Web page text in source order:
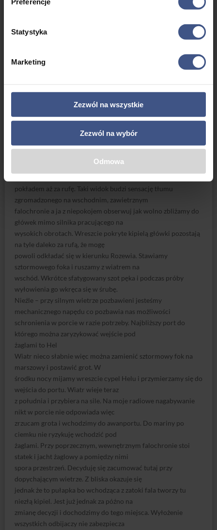
Statystyka
Marketing
Zezwól na wszystkie
Zezwól na wybór
Odmowa
bosmanem przez radio przekonują, że nic takiego nie ma na
Po południu pierwsze oznaki spowolnienia wiatru się
pojawiają i po 17 decyduję się na
wyjście w morze. Przemykamy przy nawietrznym falochronie
osłony i docieramy wreszcie do przyboju. Jacht dziobie kolejne
pokładem aż za rufę. Taki widok budzi sensację tłumu
zgromadzonego na wschodnim, zawietrznym
falochronie a ja z niepokojem obserwuj jak wolno zbliżamy do
główek mimo silnika pracującego na
wysokich obrotach. Wreszcie pokryte kipielą główki pozostają
na tyle daleko za rufą, że mogę
powoli odkładać się w kierunku Rozewia. Stawiamy
sztormowego foka i ruszamy z wiatrem na
wschód. Wkrótce sfatygowany szot pęka i podczas próby
wyłowienia go wkręca się w śrubę.
Nieźle – przy silnym wietrze pozbawieni jesteśmy
mechanicznego napędu co pozbawia nas możliwości
schronienia w porcie w razie potrzeby. Najbliższy port do
którego można zaryzykować wejście pod
żaglami to Hel
Wiatr nieco słabnie więc można zamienić sztormowy fok na
marszowy i postawić grot. W
środku nocy mijamy wreszcie cypel Helu i przymierzamy się do
wejścia do portu. Wiatr wieje teraz
z południa i przybiera na sile. Na moje radiowe nagabywanie
nikt w porcie nie odpowiada więc
zrzucam grota i wchodzimy do awanportu. Do mariny po
ciemku nie ryzykuję wchodzić pod
żaglami. Przy poprzecznym, wewnętrznym falochronie stoi
statek i jacht żaglowy a pomiędzy nimi
spora przestrzeń. Decyduję się zacumować tutaj przy
dopychającym wietrze. Z bliska okazuje się
jednak że to pułapka bo wchodząca z zatoki fala tworzy tu
niezłą kipiel. Jest już jednak za późno na
zmianę decyzji i dochodzimy do tego miejsca. Wyłożenie
wszystkich odbijaczy nie zabezpiecza